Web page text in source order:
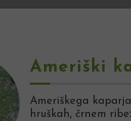
Ameriški
Ameriškega
hruškah, črnem